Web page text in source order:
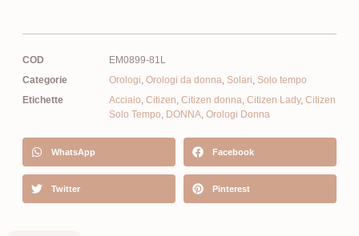
COD
EM0899-81L
Categorie
Orologi, Orologi da donna, Solari, Solo tempo
Etichette
Acciaio, Citizen, Citizen donna, Citizen Lady, Citizen
Solo Tempo, DONNA, Orologi Donna
WhatsApp Facebook
Twitter Pinterest